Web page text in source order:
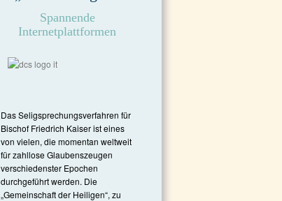
Spannende
Internetplattformen
Das Seligsprechungsverfahren für
Bischof Friedrich Kaiser ist eines
von vielen, die momentan weltweit
für zahllose Glaubenszeugen
verschiedenster Epochen
durchgeführt werden. Die
„Gemeinschaft der Heiligen“, zu